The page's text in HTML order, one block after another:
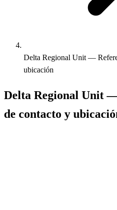
Delta Regional Unit —
ubicación
Delta Regional Unit
de contacto y